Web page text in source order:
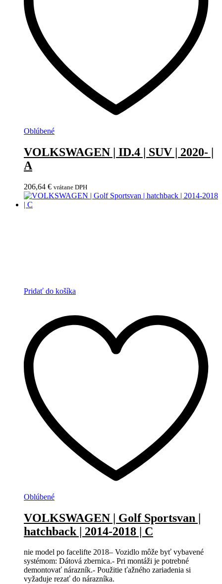
Oblúbené
VOLKSWAGEN | ID.4 | SUV | 2020- |
A
206,64 € vrátane DPH
Pridať do košíka
Oblúbené
VOLKSWAGEN | Golf Sportsvan |
hatchback | 2014-2018 | C
nie model po facelifte 2018– Vozidlo môže byť vybavené
systémom: Dátová zbernica.- Pri montáži je potrebné
demontovať nárazník.- Použitie ťažného zariadenia si
vyžaduje rezať do nárazníka.